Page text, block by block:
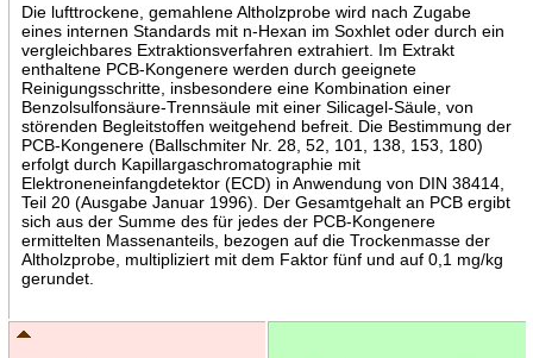
Die lufttrockene, gemahlene Altholzprobe wird nach Zugabe
eines internen Standards mit n-Hexan im Soxhlet oder durch ein
vergleichbares Extraktionsverfahren extrahiert. Im Extrakt
enthaltene PCB-Kongenere werden durch geeignete
Reinigungsschritte, insbesondere eine Kombination einer
Benzolsulfonsäure-Trennsäule mit einer Silicagel-Säule, von
störenden Begleitstoffen weitgehend befreit. Die Bestimmung der
PCB-Kongenere (Ballschmiter Nr. 28, 52, 101, 138, 153, 180)
erfolgt durch Kapillargaschromatographie mit
Elektroneneinfangdetektor (ECD) in Anwendung von DIN 38414,
Teil 20 (Ausgabe Januar 1996). Der Gesamtgehalt an PCB ergibt
sich aus der Summe des für jedes der PCB-Kongenere
ermittelten Massenanteils, bezogen auf die Trockenmasse der
Altholzprobe, multipliziert mit dem Faktor fünf und auf 0,1 mg/kg
gerundet.